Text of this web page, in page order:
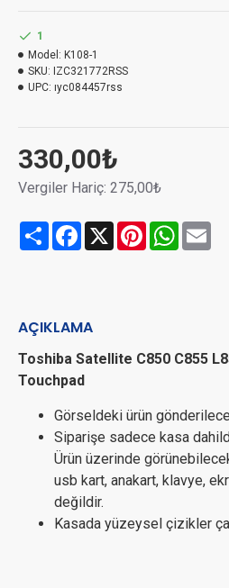
330,00₺
Vergiler Hariç: 275,00₺
1
Model: K108-1
SKU: IZC321772RSS
UPC: ıyc084457rss
Share Facebook
X Pinterest
AÇIKLAMA
Toshiba Satellite C850 C855
Touchpad
Görseldeki ürün
Siparişe sadece kasa
Ürün üzerinde
usb kart, anakart, klavye,
değildir.
Kasada yüzeysel çizikler